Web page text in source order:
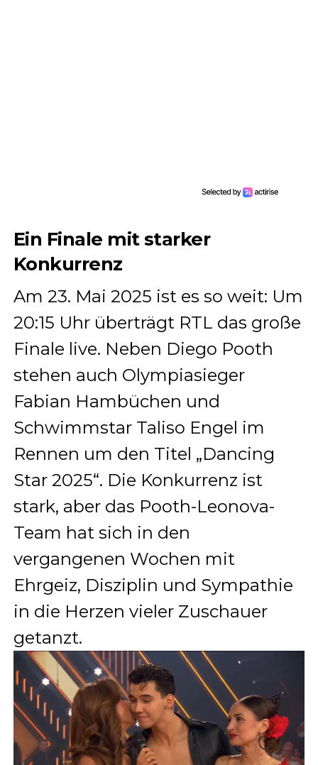
Ein Finale mit starker
Konkurrenz
Am 23. Mai 2025 ist es so weit: Um
20:15 Uhr überträgt RTL das große
Finale live. Neben Diego Pooth
stehen auch Olympiasieger
Fabian Hambüchen und
Schwimmstar Taliso Engel im
Rennen um den Titel „Dancing
Star 2025“. Die Konkurrenz ist
stark, aber das Pooth-Leonova-
Team hat sich in den
vergangenen Wochen mit
Ehrgeiz, Disziplin und Sympathie
in die Herzen vieler Zuschauer
getanzt.